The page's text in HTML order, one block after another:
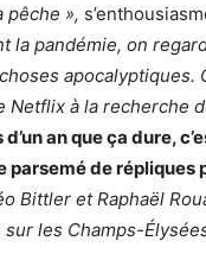
pêche »,
la pandémie, on
Netflix à la recherche
d’un an que ça dure,
de
Bittler et Raphaël
sur les Champs-